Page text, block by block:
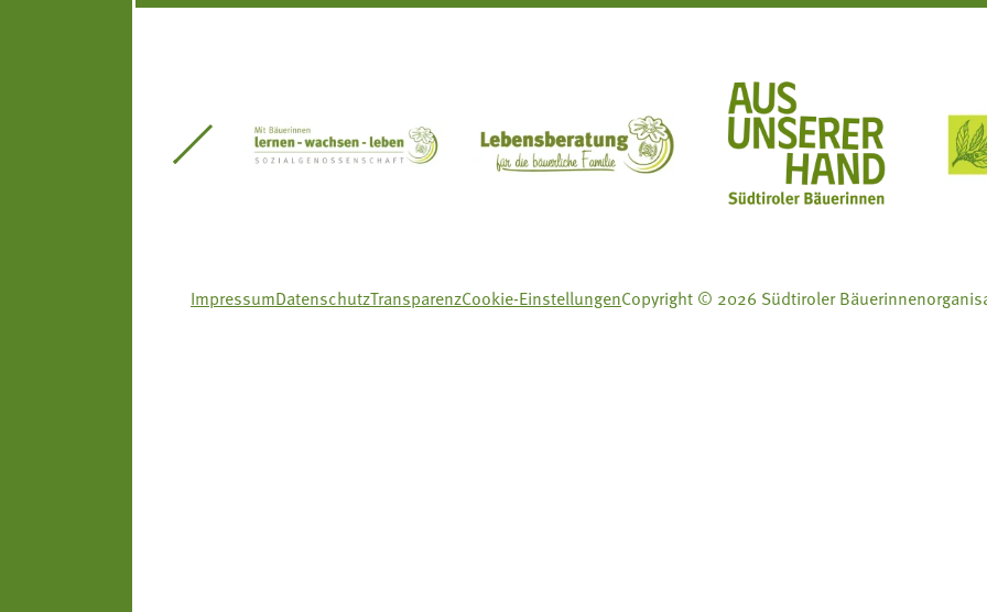
Südtiroler Gärtnervereinigung Sozialgenossenschaft Mit Bäuerinnen lernen - wachsen - leben
Lebensberatung für die bäuerliche Familie
Aus unserer Hand
ImpressumDatenschutzTransparenzCookie-EinstellungenCopyright © 2026 Südtiroler